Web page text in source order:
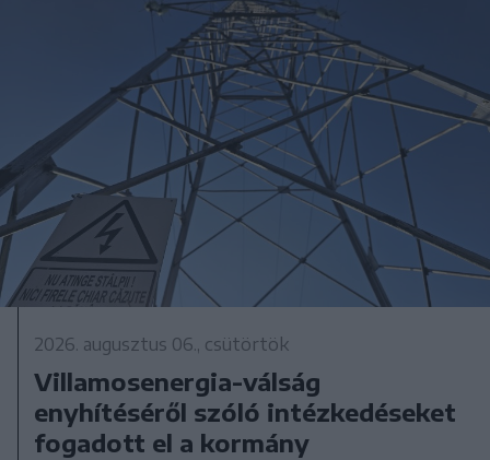
2026. augusztus 06., csütörtök
Villamosenergia-válság
enyhítéséről szóló intézkedéseket
fogadott el a kormány